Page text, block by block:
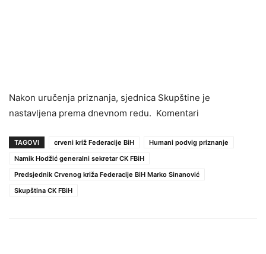
Nakon uručenja priznanja, sjednica Skupštine je
nastavljena prema dnevnom redu. Komentari
TAGOVI crveni križ Federacije BiH
Humani podvig priznanje
Namik Hodžić generalni sekretar CK FBiH
Predsjednik Crvenog križa Federacije BiH Marko Sinanović
Skupština CK FBiH